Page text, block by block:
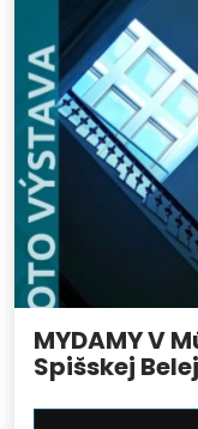
MYDAMY V
Spišskej Belej